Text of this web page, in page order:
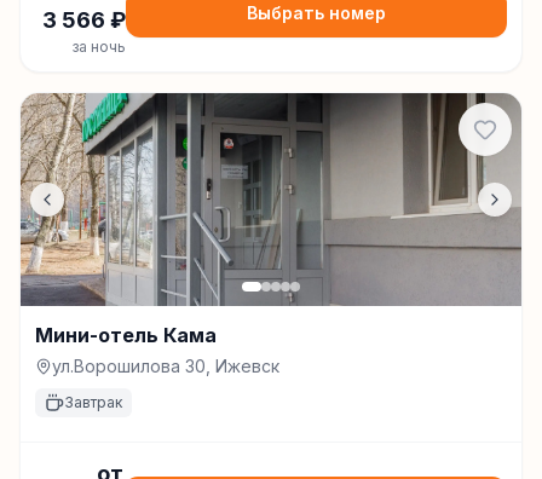
3 566 ₽
за ночь
Выбрать номер
Мини-отель Кама
ул.Ворошилова 30, Ижевск
Завтрак
от